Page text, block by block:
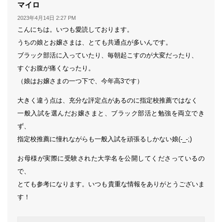
マイロ
り:
2023年4月14日 2:27 PM
こんにちは。いつも愛読しております。
うちの娘とお嬢さまは、とても共通点が多いんです。
ブラック部活に入っていたり、毎朝起こすのが大変だったり、
すぐお腹が痛くなったり。
（娘はお嬢さまの一つ下で、今年高3です）
大きく違う点は、充分な評定点があるのに指定校推薦ではなく
一般入試を選んだお嬢さまと、ブラック部活と勉強を両立でき
ず、
指定校推薦に憧れながらも一般入試を頑張るしかない娘(-_-;)
お母様が実際に受験された大学名を公開してくださっているの
で、
とても参考になります。いつも貴重な情報をありがとうございま
す！